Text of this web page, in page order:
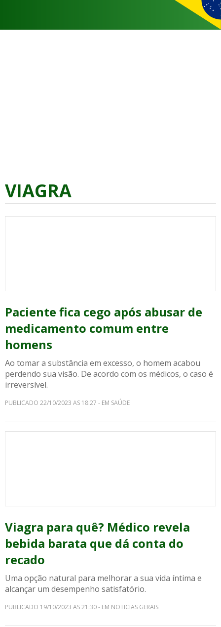
VIAGRA
Paciente fica cego após abusar de
medicamento comum entre
homens
Ao tomar a substância em excesso, o homem acabou
perdendo sua visão. De acordo com os médicos, o caso é
irreversível.
PUBLICADO 22/10/2023 AS 18:27 - EM SAÚDE
Viagra para quê? Médico revela
bebida barata que dá conta do
recado
Uma opção natural para melhorar a sua vida íntima e
alcançar um desempenho satisfatório.
PUBLICADO 19/10/2023 AS 21:30 - EM NOTICIAS GERAIS